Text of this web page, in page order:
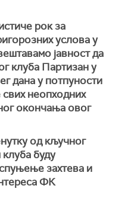
рок за
услова у
јавност да
клуба Партизан у
дана у потпуности
неопходних
окончања овог
од кључног
клуба буду
захтева и
ФК